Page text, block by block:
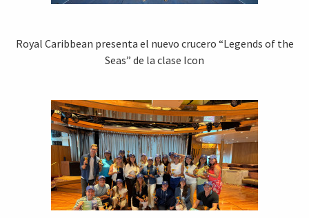
Royal Caribbean presenta el nuevo crucero “Legends of the
Seas” de la clase Icon